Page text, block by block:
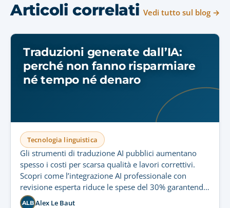
Articoli correlati Vedi tutto sul blog →
Traduzioni generate dall’IA:
perché non fanno risparmiare
né tempo né denaro
Tecnologia linguistica
Gli strumenti di traduzione AI pubblici aumentano
spesso i costi per scarsa qualità e lavori correttivi.
Scopri come l’integrazione AI professionale con
revisione esperta riduce le spese del 30% garantendo
la conformità.
ALB Alex Le Baut